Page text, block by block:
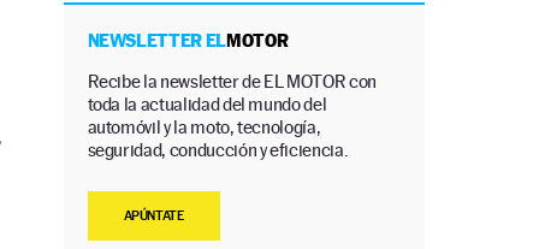
NEWSLETTER ELMOTOR
Recibe la newsletter de EL MOTOR con
toda la actualidad del mundo del
automóvil y la moto, tecnología,
seguridad, conducción y eficiencia.
APÚNTATE